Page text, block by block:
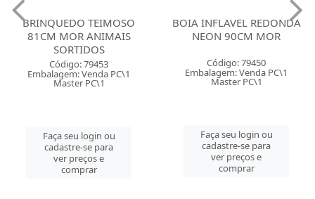
BRINQUEDO TEIMOSO
81CM MOR ANIMAIS
SORTIDOS
Código: 79453
Embalagem: Venda PC\1
Master PC\1
Faça seu login ou
cadastre-se para
ver preços e
comprar
BOIA INFLAVEL REDONDA
NEON 90CM MOR
Código: 79450
Embalagem: Venda PC\1
Master PC\1
Faça seu login ou
cadastre-se para
ver preços e
comprar